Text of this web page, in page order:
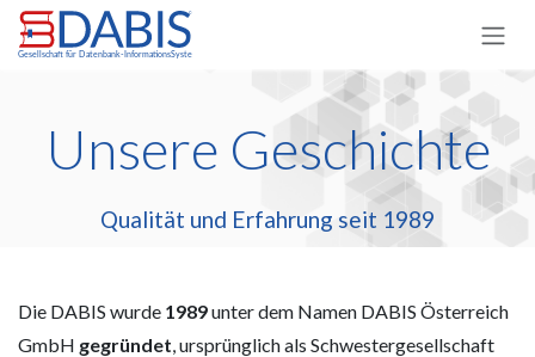
Zum Inhalt springen
Unsere Geschichte
Qualität und Erfahrung seit 1989
Die DABIS wurde 1989unter dem Namen DABIS Österreich
GmbH gegründet, ursprünglich als Schwestergesellschaft